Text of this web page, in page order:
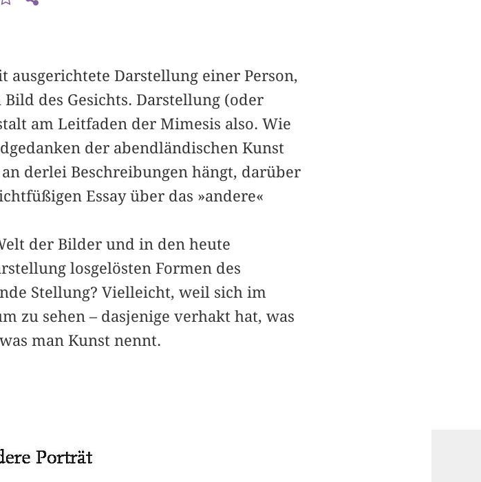
Darstellung einer Person,
des Gesichts. Darstellung (oder
am Leitfaden der Mimesis also. Wie
der abendländischen Kunst
derlei Beschreibungen hängt, darüber
Essay über das »andere«
der Bilder und in den heute
losgelösten Formen des
Stellung? Vielleicht, weil sich im
zu sehen – dasjenige verhakt hat, was
man Kunst nennt.